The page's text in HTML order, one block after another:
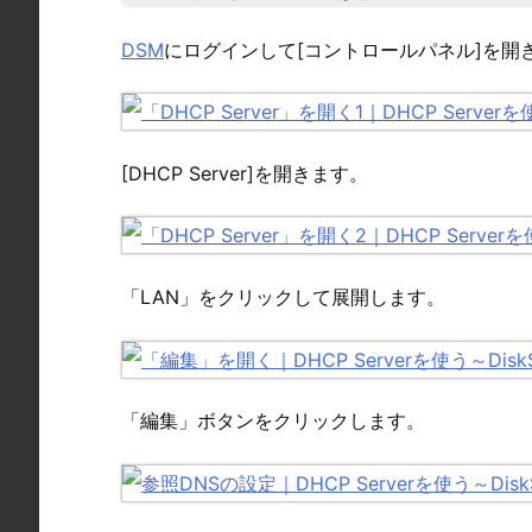
DSMにログインして[コントロールパネル]を開
[DHCP Server]を開きます。
「LAN」をクリックして展開します。
「編集」ボタンをクリックします。